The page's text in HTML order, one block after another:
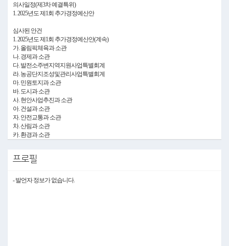
의사일정(제3차 예결특위)
1. 2025년도 제1회 추가경정예산안
심사된 안건
1. 2025년도 제1회 추가경정예산안(계속)
가. 올림픽체육과 소관
나. 경제과 소관
다. 발전소주변지역지원사업특별회계
라. 농공단지조성및관리사업특별회계
마. 민원토지과 소관
바. 도시과 소관
사. 현안사업추진과 소관
아. 건설과 소관
자. 안전교통과 소관
차. 산림과 소관
카. 환경과 소관
하. 상수도공기업특별회계
(10시 00분 개회)
프로필
- 발언자 정보가 없습니다.